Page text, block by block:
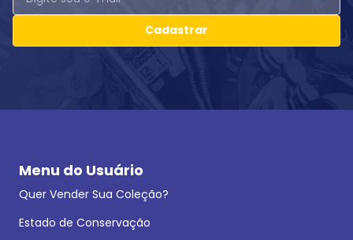
Cadastrar
Menu do Usuário
Quer Vender Sua Coleção?
Estado de Conservação